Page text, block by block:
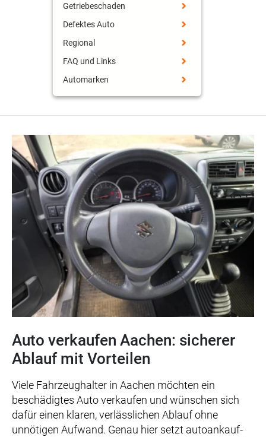
Getriebeschaden
Defektes Auto
Regional
FAQ und Links
Automarken
Auto verkaufen Aachen: sicherer
Ablauf mit Vorteilen
Viele Fahrzeughalter in Aachen möchten ein
beschädigtes Auto verkaufen und wünschen sich
dafür einen klaren, verlässlichen Ablauf ohne
unnötigen Aufwand. Genau hier setzt autoankauf-